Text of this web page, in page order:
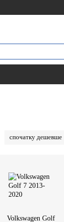
спочатку дешевше
Volkswagen Golf